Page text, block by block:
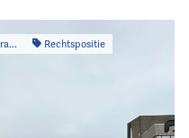
Rechtspositie